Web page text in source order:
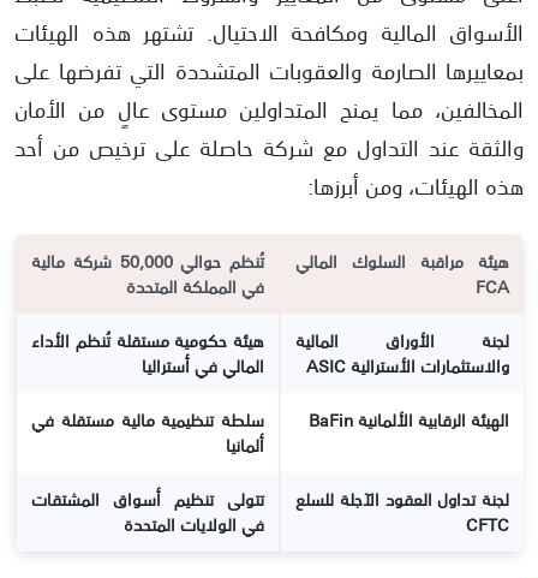
الأسواق المالية ومكافحة الاحتيال. تشتهر هذه الهيئات
بمعاييرها الصارمة والعقوبات المتشددة التي تفرضها على
المخالفين، مما يمنح المتداولين مستوى عالٍ من الأمان
والثقة عند التداول مع شركة حاصلة على ترخيص من أحد
هذه الهيئات، ومن أبرزها:
هيئة مراقبة السلوك المالي
FCA
تُنظم حوالي 50,000 شركة مالية
في المملكة المتحدة
لجنة الأوراق المالية
والاستثمارات الأسترالية ASIC
هيئة حكومية مستقلة تُنظم الأداء
المالي في أستراليا
الهيئة الرقابية الألمانية BaFin
سلطة تنظيمية مالية مستقلة في
ألمانيا
لجنة تداول العقود الآجلة للسلع
CFTC
تتولى تنظيم أسواق المشتقات
في الولايات المتحدة